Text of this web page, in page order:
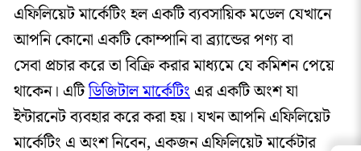
এফিলিয়েট মার্কেটিং হল একটি ব্যবসায়িক মডেল যেখানে
আপনি কোনো একটি কোম্পানি বা ব্র্যান্ডের পণ্য বা
সেবা প্রচার করে তা বিক্রি করার মাধ্যমে যে কমিশন পেয়ে
থাকেন। এটিডিজিটাল মার্কেটিংএর একটি অংশ যা
ইন্টারনেট ব্যবহার করে করা হয়। যখন আপনি এফিলিয়েট
মার্কেটিং এ অংশ নিবেন, একজন এফিলিয়েট মার্কেটার